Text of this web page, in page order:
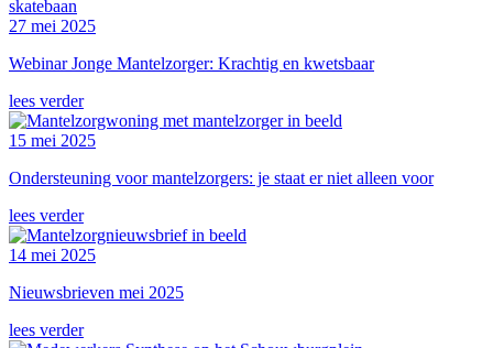
27 mei 2025
Webinar Jonge Mantelzorger: Krachtig en kwetsbaar
lees verder
15 mei 2025
Ondersteuning voor mantelzorgers: je staat er niet alleen voor
lees verder
14 mei 2025
Nieuwsbrieven mei 2025
lees verder